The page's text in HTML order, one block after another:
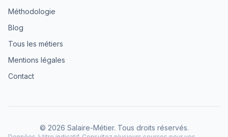
Méthodologie
Blog
Tous les métiers
Mentions légales
Contact
© 2026 Salaire-Métier. Tous droits réservés.